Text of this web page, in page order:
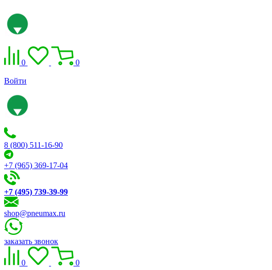
0 0
Войти
8 (800) 511-16-90
+7 (965) 369-17-04
+7 (495) 739-39-99
shop@pneumax.ru
заказать звонок
0 0